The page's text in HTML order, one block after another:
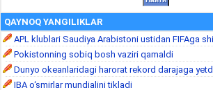
QAYNOQ YANGILIKLAR
APL klublari Saudiya Arabistoni ustidan FIFAga
Pokistonning sobiq bosh vaziri qamaldi
Dunyo okeanlaridagi harorat rekord darajaga
IBA o‘smirlar mundialini tikladi